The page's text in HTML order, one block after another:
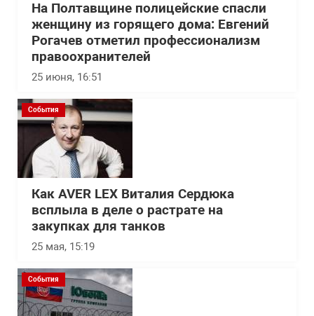
На Полтавщине полицейские спасли
женщину из горящего дома: Евгений
Рогачев отметил профессионализм
правоохранителей
25 июня, 16:51
События
Как AVER LEX Виталия Сердюка
всплыла в деле о растрате на
закупках для танков
25 мая, 15:19
События